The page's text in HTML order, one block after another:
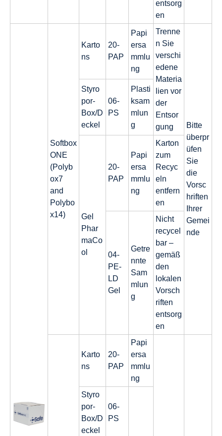
entsorg
en
Softbox
ONE
(Polyb
ox7
and
Polybo
x14)
Karto
ns
20-
PAP
Papi
ersa
mmlu
ng
Trenne
n Sie
verschi
edene
Materia
lien vor
der
Entsor
gung
Bitte
überpr
üfen
Sie
die
Vorsc
hriften
Ihrer
Gemei
nde
Styro
por-
Box/D
eckel
06-
PS
Plasti
ksam
mlun
g
Gel
Phar
maCo
ol
20-
PAP
Papi
ersa
mmlu
ng
Karton
zum
Recyc
eln
entfern
en
04-
PE-
LD
Gel
Getre
nnte
Sam
mlun
g
Nicht
recycel
bar –
gemäß
den
lokalen
Vorsch
riften
entsorg
en
Karto
ns
20-
PAP
Papi
ersa
mmlu
ng
Styro
por-
Box/D
eckel
06-
PS